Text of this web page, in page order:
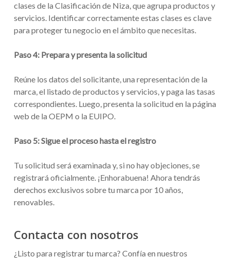
clases de la Clasificación de Niza, que agrupa productos y
servicios. Identificar correctamente estas clases es clave
para proteger tu negocio en el ámbito que necesitas.
Paso 4: Prepara y presenta la solicitud
Reúne los datos del solicitante, una representación de la
marca, el listado de productos y servicios, y paga las tasas
correspondientes. Luego, presenta la solicitud en la página
web de la OEPM o la EUIPO.
Paso 5: Sigue el proceso hasta el registro
Tu solicitud será examinada y, si no hay objeciones, se
registrará oficialmente. ¡Enhorabuena! Ahora tendrás
derechos exclusivos sobre tu marca por 10 años,
renovables.
Contacta con nosotros
¿Listo para registrar tu marca? Confía en nuestros